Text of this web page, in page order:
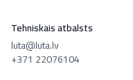
Tehniskais atbalsts
luta@luta.lv
+371 22076104